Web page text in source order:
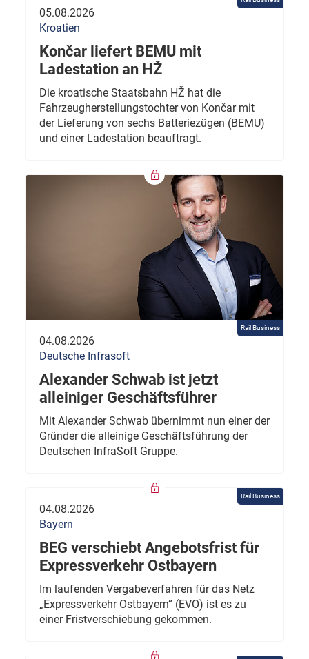
05.08.2026
Kroatien
Končar liefert BEMU mit
Ladestation an HŽ
Die kroatische Staatsbahn HŽ hat die
Fahrzeugherstellungstochter von Končar mit
der Lieferung von sechs Batteriezügen (BEMU)
und einer Ladestation beauftragt.
Rail Business
04.08.2026
Deutsche Infrasoft
Alexander Schwab ist jetzt
alleiniger Geschäftsführer
Mit Alexander Schwab übernimmt nun einer der
Gründer die alleinige Geschäftsführung der
Deutschen InfraSoft Gruppe.
Rail Business
04.08.2026
Bayern
BEG verschiebt Angebotsfrist für
Expressverkehr Ostbayern
Im laufenden Vergabeverfahren für das Netz
„Expressverkehr Ostbayern“ (EVO) ist es zu
einer Fristverschiebung gekommen.